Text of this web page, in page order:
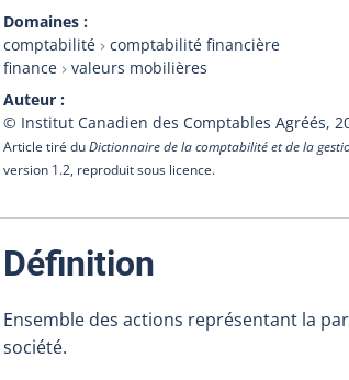
Domaines
comptabilité
comptabilité financière
finance
valeurs mobilières
Auteur
© Institut Canadien des Comptables Agréés,
Article tiré duDictionnaire de la comptabilité et de la
version 1.2, reproduit sous licence.
Définition
Ensemble des actions représentant la
société.